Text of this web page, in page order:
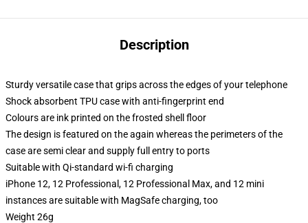
Description
Sturdy versatile case that grips across the edges of your telephone
Shock absorbent TPU case with anti-fingerprint end
Colours are ink printed on the frosted shell floor
The design is featured on the again whereas the perimeters of the
case are semi clear and supply full entry to ports
Suitable with Qi-standard wi-fi charging
iPhone 12, 12 Professional, 12 Professional Max, and 12 mini
instances are suitable with MagSafe charging, too
Weight 26g